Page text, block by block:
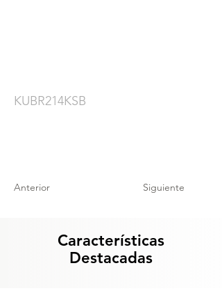
KUBR214KSB
Anterior Siguiente
Características
Destacadas